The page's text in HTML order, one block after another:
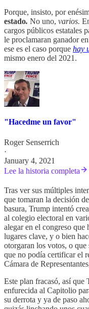
Porque, insisto, por
estado. No uno, varios.
cargos públicos estatales
le proclamaran ganador
ese es el caso porque hay
mismo enero del 2021.
"Hacedme un favor"
Roger Senserrich
·
January 4, 2021
Lee la historia completa
Tras ver sus múltiples
que tomaran la decisión
basura, Trump intentó
al colegio electoral en
alegar en el congreso que
lugares clave, y o bien
otorgaran los votos, o
que no podía certificar el
Cámara de
Este plan fracasó, así que
enfurecida al Capitolio
su derrota y ya de paso